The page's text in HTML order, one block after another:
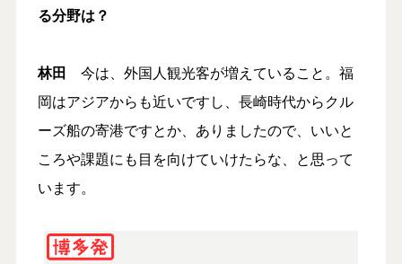
る分野は？
林田 今は、外国人観光客が増えていること。福
岡はアジアからも近いですし、長崎時代からクル
ーズ船の寄港ですとか、ありましたので、いいと
ころや課題にも目を向けていけたらな、と思って
います。